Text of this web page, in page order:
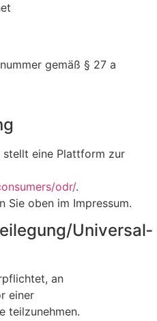
gemäß § 27 a
stellt eine Plattform zur
odr/.
Sie oben im Impressum.
Universal­
an
einer
teilzunehmen.